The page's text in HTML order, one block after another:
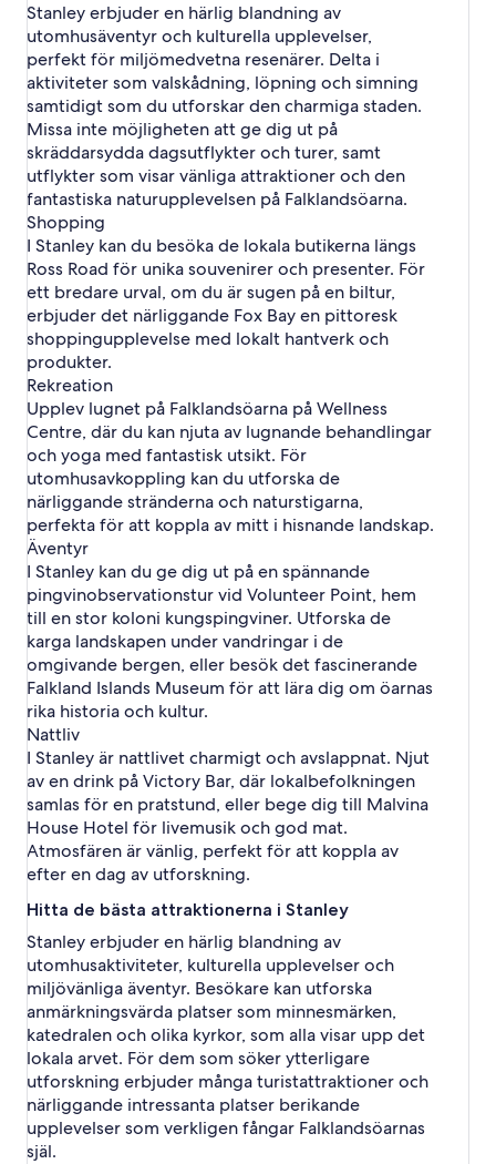
Stanley erbjuder en härlig blandning av
utomhusäventyr och kulturella upplevelser,
perfekt för miljömedvetna resenärer. Delta i
aktiviteter som valskådning, löpning och simning
samtidigt som du utforskar den charmiga staden.
Missa inte möjligheten att ge dig ut på
skräddarsydda dagsutflykter och turer, samt
utflykter som visar vänliga attraktioner och den
fantastiska naturupplevelsen på Falklandsöarna.
Shopping
I Stanley kan du besöka de lokala butikerna längs
Ross Road för unika souvenirer och presenter. För
ett bredare urval, om du är sugen på en biltur,
erbjuder det närliggande Fox Bay en pittoresk
shoppingupplevelse med lokalt hantverk och
produkter.
Rekreation
Upplev lugnet på Falklandsöarna på Wellness
Centre, där du kan njuta av lugnande behandlingar
och yoga med fantastisk utsikt. För
utomhusavkoppling kan du utforska de
närliggande stränderna och naturstigarna,
perfekta för att koppla av mitt i hisnande landskap.
Äventyr
I Stanley kan du ge dig ut på en spännande
pingvinobservationstur vid Volunteer Point, hem
till en stor koloni kungspingviner. Utforska de
karga landskapen under vandringar i de
omgivande bergen, eller besök det fascinerande
Falkland Islands Museum för att lära dig om öarnas
rika historia och kultur.
Nattliv
I Stanley är nattlivet charmigt och avslappnat. Njut
av en drink på Victory Bar, där lokalbefolkningen
samlas för en pratstund, eller bege dig till Malvina
House Hotel för livemusik och god mat.
Atmosfären är vänlig, perfekt för att koppla av
efter en dag av utforskning.
Hitta de bästa attraktionerna i Stanley
Stanley erbjuder en härlig blandning av
utomhusaktiviteter, kulturella upplevelser och
miljövänliga äventyr. Besökare kan utforska
anmärkningsvärda platser som minnesmärken,
katedralen och olika kyrkor, som alla visar upp det
lokala arvet. För dem som söker ytterligare
utforskning erbjuder många turistattraktioner och
närliggande intressanta platser berikande
upplevelser som verkligen fångar Falklandsöarnas
själ.